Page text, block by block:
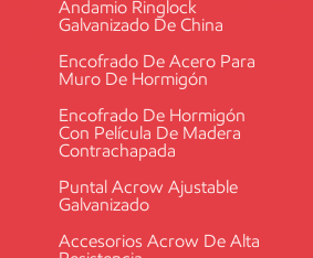
Andamio Ringlock
Galvanizado De China
Encofrado De Acero Para
Muro De Hormigón
Encofrado De Hormigón
Con Película De Madera
Contrachapada
Puntal Acrow Ajustable
Galvanizado
Accesorios Acrow De Alta